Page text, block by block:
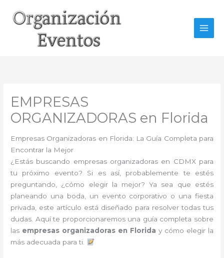
contenido
EMPRESAS
ORGANIZADORAS en Florida
Empresas Organizadoras en Florida: La Guía Completa para
Encontrar la Mejor
¿Estás buscando empresas organizadoras en CDMX para
tu próximo evento? Si es así, probablemente te estés
preguntando, ¿cómo elegir la mejor? Ya sea que estés
planeando una boda, un evento corporativo o una fiesta
privada, este artículo está diseñado para resolver todas tus
dudas. Aquí te proporcionaremos una guía completa sobre
las empresas organizadoras en Florida y cómo elegir la
más adecuada para ti.